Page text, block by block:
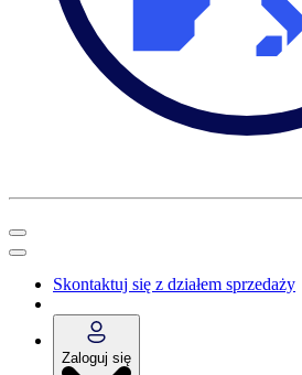
Skontaktuj się z działem sprzedaży
Zaloguj się